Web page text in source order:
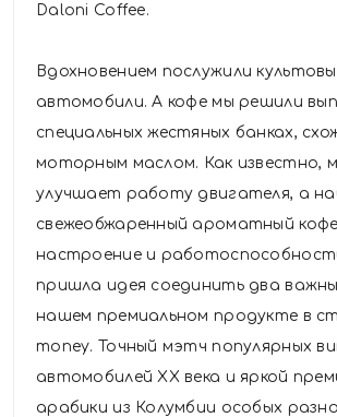
Daloni Coffee.
Вдохновением послужили
автомобили. А кофе мы решили
специальных жестяных банках,
моторным маслом. Как известно,
улучшает работу двигателя, а
свежеобжаренный ароматный
настроение и
пришла идея соединить два
нашем премиальном продукте в
money. Точный мэтч популярных
автомобилей XX века и яркой
арабики из Колумбии особых